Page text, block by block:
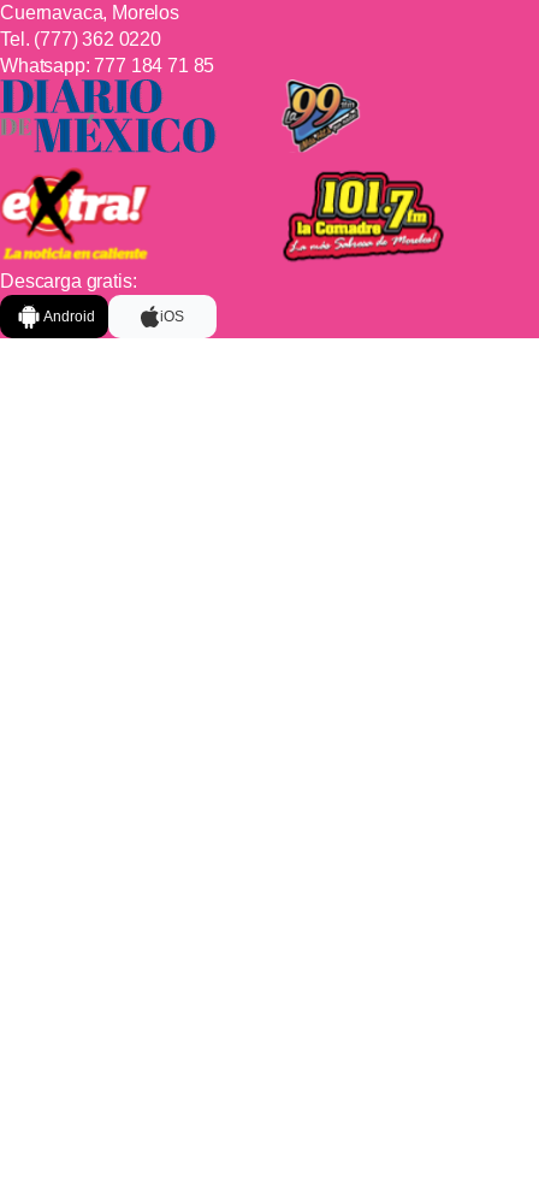
Cuernavaca, Morelos
Tel. (777) 362 0220
Whatsapp:777 184 71 85
Descarga gratis:
Android iOS